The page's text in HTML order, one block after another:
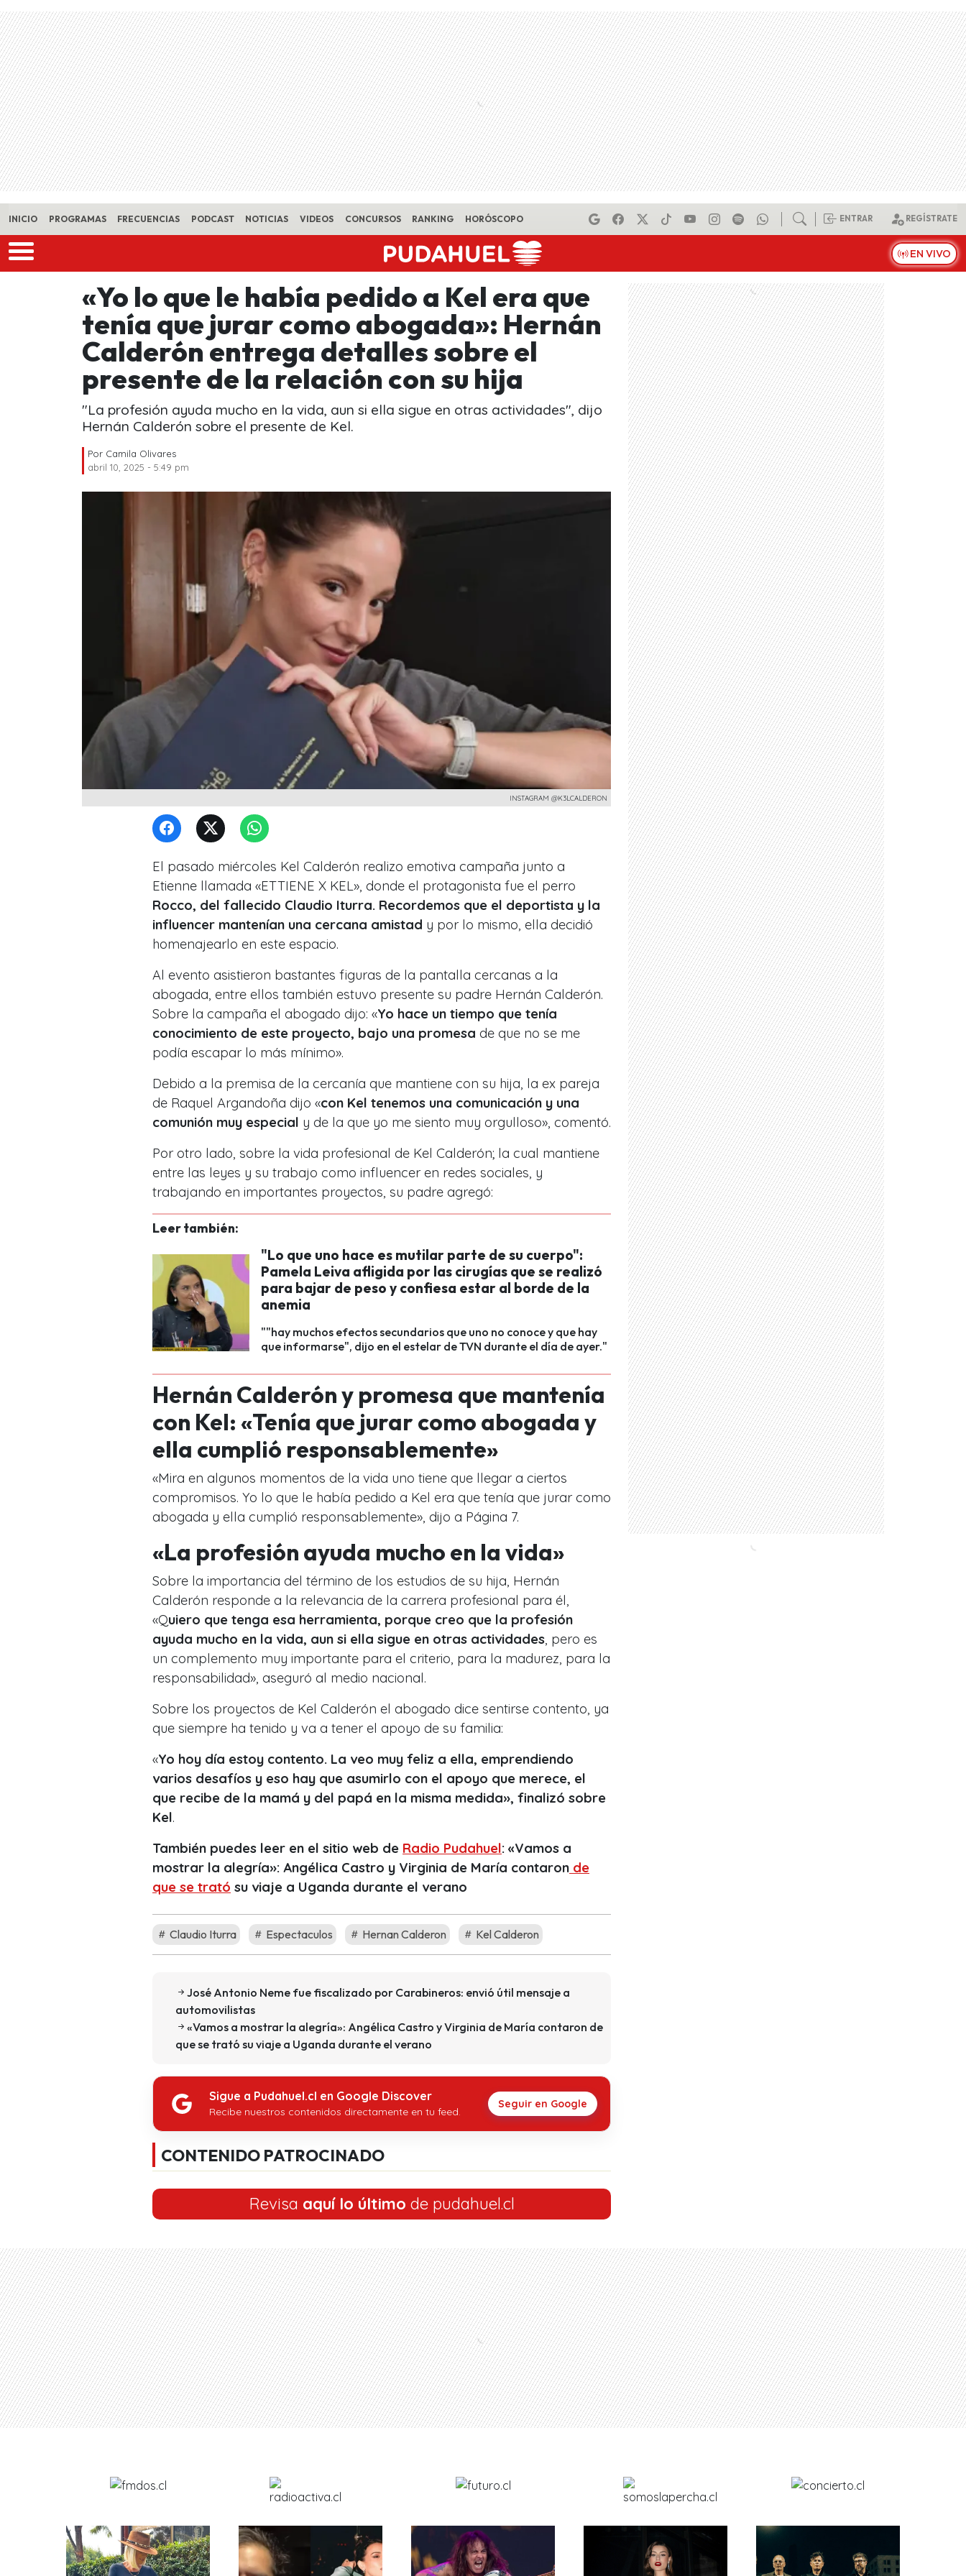
Skip to main content
INICIO PROGRAMAS FRECUENCIAS PODCAST NOTICIAS VIDEOS CONCURSOS RANKING HORÓSCOPO ENTRAR REGÍSTRATE
EN VIVO
«Yo lo que le había pedido a Kel era que
tenía que jurar como abogada»: Hernán
Calderón entrega detalles sobre el
presente de la relación con su hija
"La profesión ayuda mucho en la vida, aun si ella sigue en otras actividades", dijo
Hernán Calderón sobre el presente de Kel.
Por Camila Olivares
abril 10, 2025 - 5:49 pm
INSTAGRAM @K3LCALDERON
El pasado miércoles Kel Calderón realizo emotiva campaña junto a
Etienne llamada «ETTIENE X KEL», donde el protagonista fue el perro
Rocco, del fallecido Claudio Iturra. Recordemos que el deportista y la
influencer mantenían una cercana amistad y por lo mismo, ella decidió
homenajearlo en este espacio.
Al evento asistieron bastantes figuras de la pantalla cercanas a la
abogada, entre ellos también estuvo presente su padre Hernán Calderón.
Sobre la campaña el abogado dijo: «Yo hace un tiempo que tenía
conocimiento de este proyecto, bajo una promesa de que no se me
podía escapar lo más mínimo».
Debido a la premisa de la cercanía que mantiene con su hija, la ex pareja
de Raquel Argandoña dijo «con Kel tenemos una comunicación y una
comunión muy especial y de la que yo me siento muy orgulloso», comentó.
Por otro lado, sobre la vida profesional de Kel Calderón; la cual mantiene
entre las leyes y su trabajo como influencer en redes sociales, y
trabajando en importantes proyectos, su padre agregó:
Leer también:
"Lo que uno hace es mutilar parte de su cuerpo":
Pamela Leiva afligida por las cirugías que se realizó
para bajar de peso y confiesa estar al borde de la
anemia
""hay muchos efectos secundarios que uno no conoce y que hay
que informarse", dijo en el estelar de TVN durante el día de ayer."
Hernán Calderón y promesa que mantenía
con Kel: «Tenía que jurar como abogada y
ella cumplió responsablemente»
«Mira en algunos momentos de la vida uno tiene que llegar a ciertos
compromisos. Yo lo que le había pedido a Kel era que tenía que jurar como
abogada y ella cumplió responsablemente», dijo a Página 7.
«La profesión ayuda mucho en la vida»
Sobre la importancia del término de los estudios de su hija, Hernán
Calderón responde a la relevancia de la carrera profesional para él,
«Quiero que tenga esa herramienta, porque creo que la profesión
ayuda mucho en la vida, aun si ella sigue en otras actividades , pero es
un complemento muy importante para el criterio, para la madurez, para la
responsabilidad», aseguró al medio nacional.
Sobre los proyectos de Kel Calderón el abogado dice sentirse contento, ya
que siempre ha tenido y va a tener el apoyo de su familia:
«Yo hoy día estoy contento. La veo muy feliz a ella, emprendiendo
varios desafíos y eso hay que asumirlo con el apoyo que merece, el
que recibe de la mamá y del papá en la misma medida», finalizó sobre
Kel.
También puedes leer en el sitio web de Radio Pudahuel: «Vamos a
mostrar la alegría»: Angélica Castro y Virginia de María contaron de
que se trató su viaje a Uganda durante el verano
Claudio Iturra Espectaculos Hernan Calderon Kel Calderon
José Antonio Neme fue fiscalizado por Carabineros: envió útil mensaje a
automovilistas
«Vamos a mostrar la alegría»: Angélica Castro y Virginia de María contaron de
que se trató su viaje a Uganda durante el verano
Sigue a Pudahuel.cl en Google Discover
Recibe nuestros contenidos directamente en tu feed.
Seguir en Google
CONTENIDO PATROCINADO
Revisa aquí lo último de pudahuel.cl